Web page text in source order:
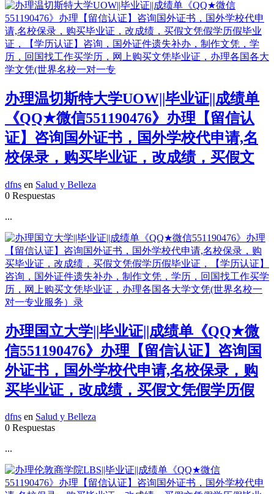
办理温切斯特大学UOW||毕业证||成绩单
《QQ★微信551190476》办理【留信认
证】咨询国外证书，国外学校代申请,名
校保录，购买毕业证，改成绩，买假文
dfns en Salud y Belleza
0 Respuestas
...
办理国立大学||毕业证||成绩单《QQ★微
信551190476》办理【留信认证】咨询国
外证书，国外学校代申请,名校保录，购
买毕业证，改成绩，买假文凭假学历假
dfns en Salud y Belleza
0 Respuestas
...